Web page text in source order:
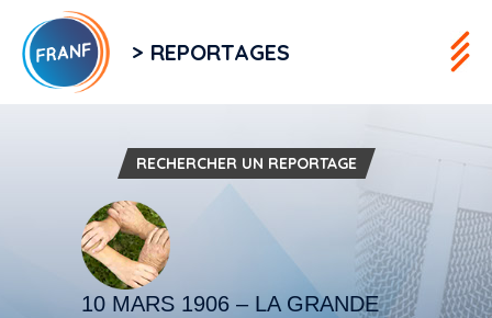
> REPORTAGES
RECHERCHER UN REPORTAGE
10 MARS 1906 – LA GRANDE